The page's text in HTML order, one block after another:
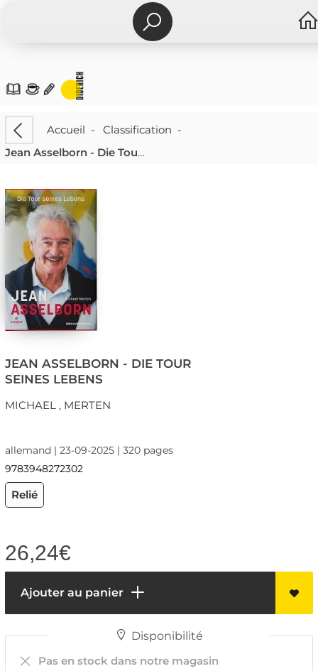
Accueil - Classification -
Jean Asselborn - Die Tour seines Lebens
JEAN ASSELBORN - DIE TOUR
SEINES LEBENS
MICHAEL , MERTEN
allemand | 23-09-2025 | 320 pages
9783948272302
Relié
26,24€
Ajouter au panier
Disponibilité
Pas en stock dans notre magasin